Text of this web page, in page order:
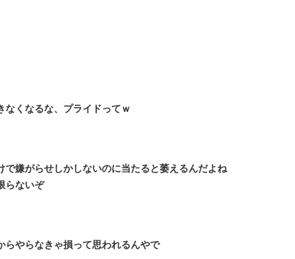
なくなるな、プライドってｗ
で嫌がらせしかしないのに当たると萎えるんだよね
らないぞ
らやらなきゃ損って思われるんやで